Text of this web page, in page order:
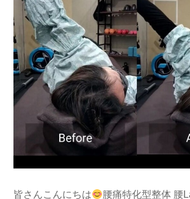
皆さんこんにちは
腰痛特化型整体 腰